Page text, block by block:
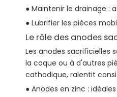
● Maintenir le drainage :
● Lubrifier les pièces
Le rôle des anodes
Les anodes sacrificielles
la coque ou à d'autres
cathodique, ralentit
● Anodes en zinc :